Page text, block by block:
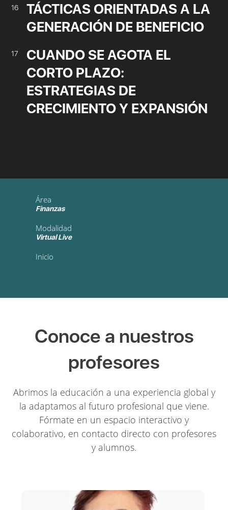
16
TÁCTICAS ORIENTADAS A LA
GENERACIÓN DE BENEFICIO
17
CUANDO SE AGOTA EL
CORTO PLAZO:
ESTRATEGIAS DE
CRECIMIENTO Y EXPANSIÓN
Área
Finanzas
Modalidad
Virtual Live
Inicio
Conoce a nuestros
profesores
Abrimos la educación a una experiencia global y
la adaptamos al futuro profesional que viene.
Fórmate en un espacio interactivo y
colaborativo, en contacto directo con profesores
y alumnos.